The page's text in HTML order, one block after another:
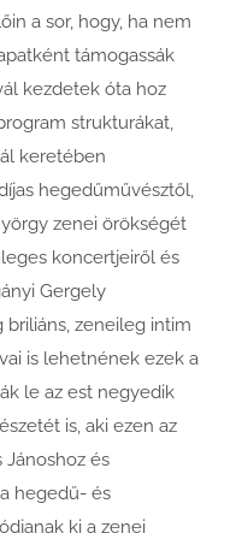
a sor, hogy, ha nem
támogassák
kezdetek óta hoz
strukturákat,
keretében
hegedűművésztől,
zenei örökségét
koncertjeiről és
Gergely
briliáns, zeneileg intim
is lehetnének ezek a
le az est negyedik
is, aki ezen az
Jánoshoz és
hegedű- és
ki a zenei